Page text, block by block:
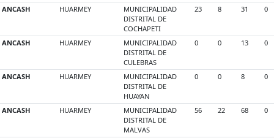
ANCASH HUARMEY
MUNICIPALIDAD
DISTRITAL DE
COCHAPETI
23 8 31 0
ANCASH HUARMEY
MUNICIPALIDAD
DISTRITAL DE
CULEBRAS
0 0 13 0
ANCASH HUARMEY
MUNICIPALIDAD
DISTRITAL DE
HUAYAN
0 0 8 0
ANCASH HUARMEY
MUNICIPALIDAD
DISTRITAL DE
MALVAS
56 22 68 0